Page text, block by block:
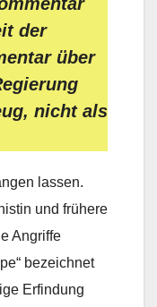
der
über
nicht als
lassen.
und frühere
Angriffe
bezeichnet
Erfindung